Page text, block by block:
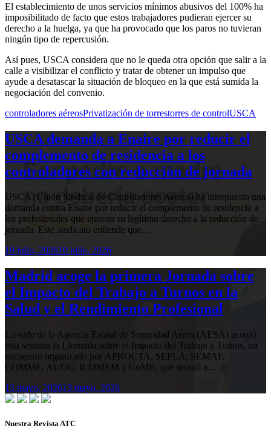
El establecimiento de unos servicios mínimos abusivos del 100% ha
imposibilitado de facto que estos trabajadores pudieran ejercer su
derecho a la huelga, ya que ha provocado que los paros no tuvieran
ningún tipo de repercusión.
Así pues, USCA considera que no le queda otra opción que salir a la
calle a visibilizar el conflicto y tratar de obtener un impulso que
ayude a desatascar la situación de bloqueo en la que está sumida la
negociación del convenio.
controladores aéreosPrivatización de torrestorres de controlUSCA
USCA demanda a Enaire por reducir el
complemento de residencia a los
controladores con reducción de jornada
USCA (Unión Sindical de Controladores Aéreos) ha interpuesto una
demanda contra Enaire por reducir el complemento de residencia a
los profesionales que ejercen su legítimo derecho a la reducción de
jornada. Este sindicato entiende que…
10 julio, 202610 julio, 2026
Madrid acoge la primera Jornada sobre
el Impacto del Trabajo a Turnos en la
Salud y el Rendimiento Profesional
La sede de la Agencia Estatal de Seguridad Aérea (AESA) acogió
esta semana la I Jornada sobre el Impacto del Trabajo a Turnos, un
encuentro organizado por APROCTA, SEPLA, SEMAF,
COMME, AUGC, ICOMEM y CoMB, que reunió a…
13 mayo, 202613 mayo, 2026
Nuestra Revista ATC